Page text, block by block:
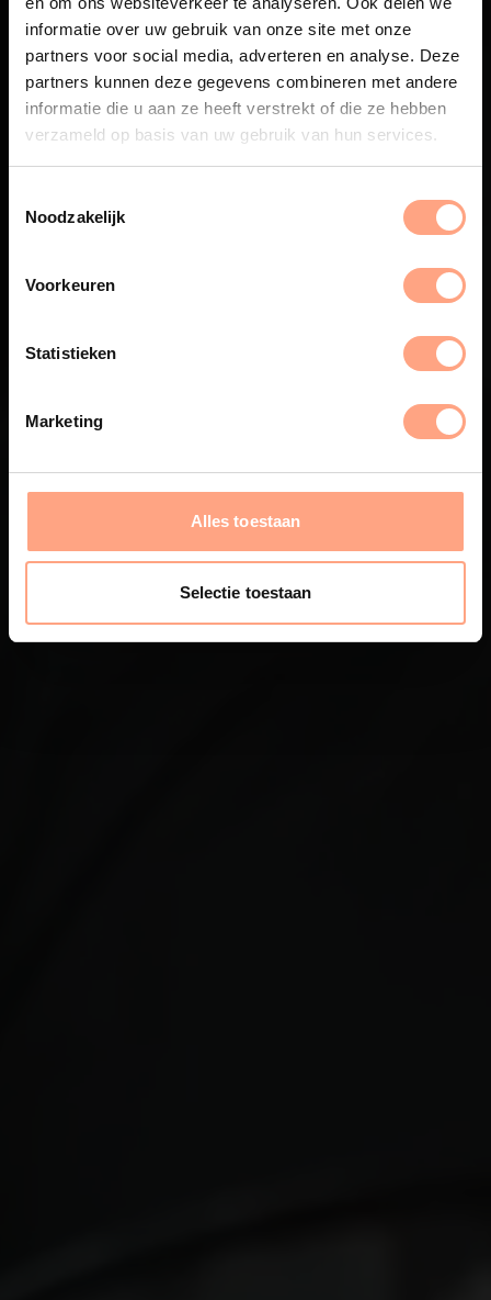
informatie over uw gebruik van onze site met onze
partners voor social media, adverteren en analyse. Deze
partners kunnen deze gegevens combineren met andere
informatie die u aan ze heeft verstrekt of die ze hebben
verzameld op basis van uw gebruik van hun services.
Noodzakelijk
Voorkeuren
Statistieken
Marketing
Alles toestaan
Selectie toestaan
Maatwerk
meubelen van
eigen bodem
De eerste stappen naar luxe en gemak,